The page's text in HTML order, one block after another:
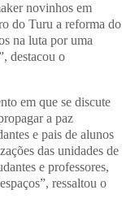
novinhos em
do Turu a reforma do
na luta por uma
destacou o
em que se discute
a paz
e pais de alunos
das unidades de
e professores,
ressaltou o